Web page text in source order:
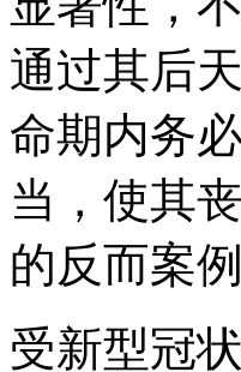
通过其后
命期内务
当，使其
的反而案
受新型冠